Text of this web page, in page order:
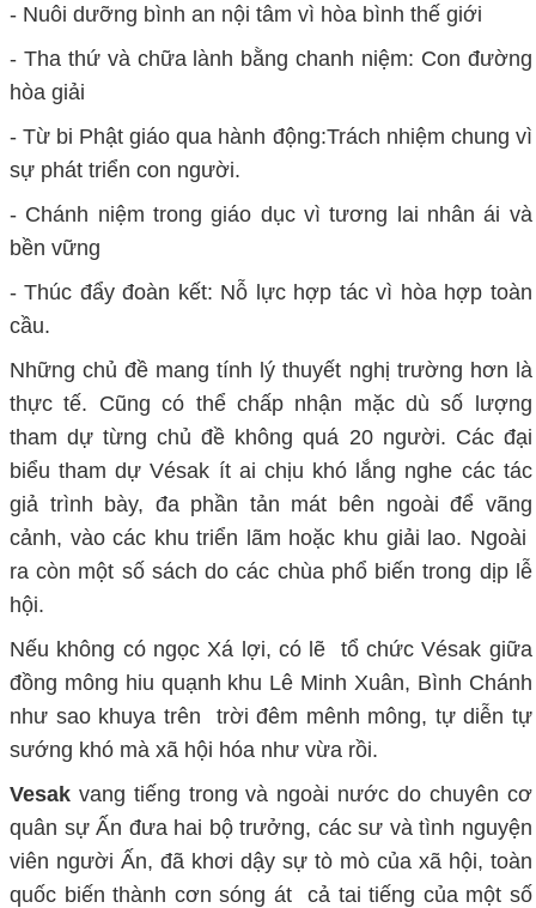
- Nuôi dưỡng bình an nội tâm vì hòa bình thế giới
- Tha thứ và chữa lành bằng chanh niệm: Con đường
hòa giải
- Từ bi Phật giáo qua hành động:Trách nhiệm chung vì
sự phát triển con người.
- Chánh niệm trong giáo dục vì tương lai nhân ái và
bền vững
- Thúc đẩy đoàn kết: Nỗ lực hợp tác vì hòa hợp toàn
cầu.
Những chủ đề mang tính lý thuyết nghị trường hơn là
thực tế. Cũng có thể chấp nhận mặc dù số lượng
tham dự từng chủ đề không quá 20 người. Các đại
biểu tham dự Vésak ít ai chịu khó lắng nghe các tác
giả trình bày, đa phần tản mát bên ngoài để vãng
cảnh, vào các khu triển lãm hoặc khu giải lao. Ngoài
ra còn một số sách do các chùa phổ biến trong dịp lễ
hội.
Nếu không có ngọc Xá lợi, có lẽ tổ chức Vésak giữa
đồng mông hiu quạnh khu Lê Minh Xuân, Bình Chánh
như sao khuya trên trời đêm mênh mông, tự diễn tự
sướng khó mà xã hội hóa như vừa rồi.
Vesak vang tiếng trong và ngoài nước do chuyên cơ
quân sự Ấn đưa hai bộ trưởng, các sư và tình nguyện
viên người Ấn, đã khơi dậy sự tò mò của xã hội, toàn
quốc biến thành cơn sóng át cả tai tiếng của một số